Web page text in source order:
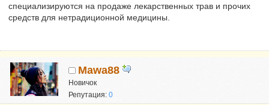
специализируются на продаже лекарственных трав и прочих
средств для нетрадиционной медицины.
Mawa88
Новичок
Репутация: 0